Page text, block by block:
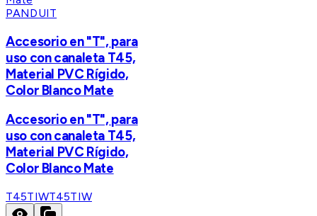
PANDUIT
Accesorio en "T", para
uso con canaleta T45,
Material PVC Rígido,
Color Blanco Mate
Accesorio en "T", para
uso con canaleta T45,
Material PVC Rígido,
Color Blanco Mate
T45TIWT45TIW